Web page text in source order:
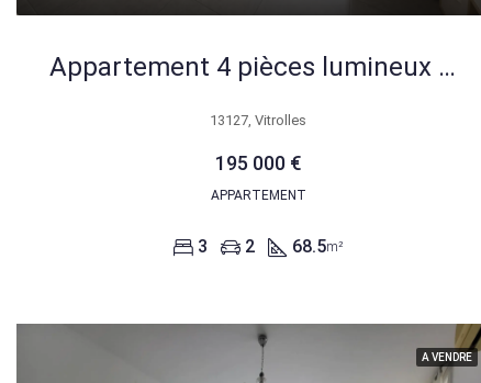
Appartement 4 pièces lumineux à Vitrolles, sans travaux, avec cave et parking
13127, Vitrolles
195 000 €
APPARTEMENT
3 2 68.5m²
A VENDRE